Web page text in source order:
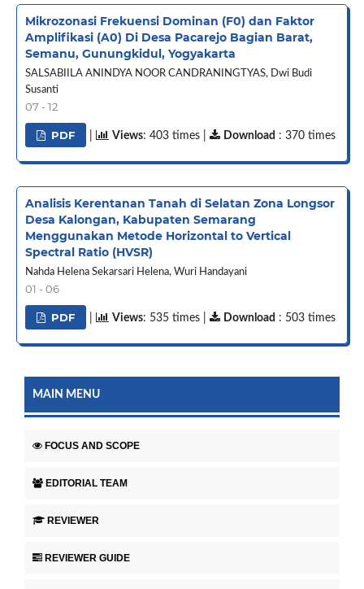
Mikrozonasi Frekuensi Dominan (F0) dan Faktor
Amplifikasi (A0) Di Desa Pacarejo Bagian Barat,
Semanu, Gunungkidul, Yogyakarta
SALSABIILA ANINDYA NOOR CANDRANINGTYAS, Dwi Budi
Susanti
07 - 12
PDF Views: 403 times | Download : 370 times
Analisis Kerentanan Tanah di Selatan Zona Longsor
Desa Kalongan, Kabupaten Semarang
Menggunakan Metode Horizontal to Vertical
Spectral Ratio (HVSR)
Nahda Helena Sekarsari Helena, Wuri Handayani
01 - 06
PDF Views: 535 times | Download : 503 times
MAIN MENU
FOCUS AND SCOPE
EDITORIAL TEAM
REVIEWER
REVIEWER GUIDE